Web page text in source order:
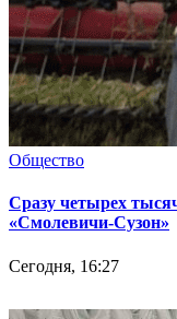
Общество
Сразу четырех
«Смолевичи-Сузон»
Сегодня, 16:27